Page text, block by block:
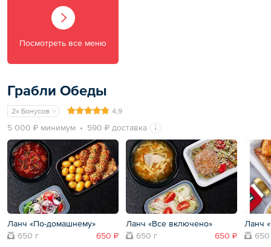
Посмотреть все меню
Грабли Обеды
2x Бонусов 4,9
5 000 ₽ минимум 590 ₽ доставка
Ланч «По-домашнему»
650 г
650 ₽
Ланч «Все включено»
650 г
650 ₽
Ланч
650